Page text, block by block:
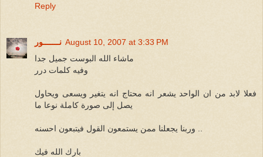
Reply
نـــــــور August 10, 2007 at 3:33 PM
ماشاء الله البوست جميل جدا
وفيه كلمات درر
فعلا لابد من ان الواحد يشعر انه محتاج انه يتغير ويسعى ويحاول
يصل إلى صورة كاملة نوعا ما
بارك الله فيك